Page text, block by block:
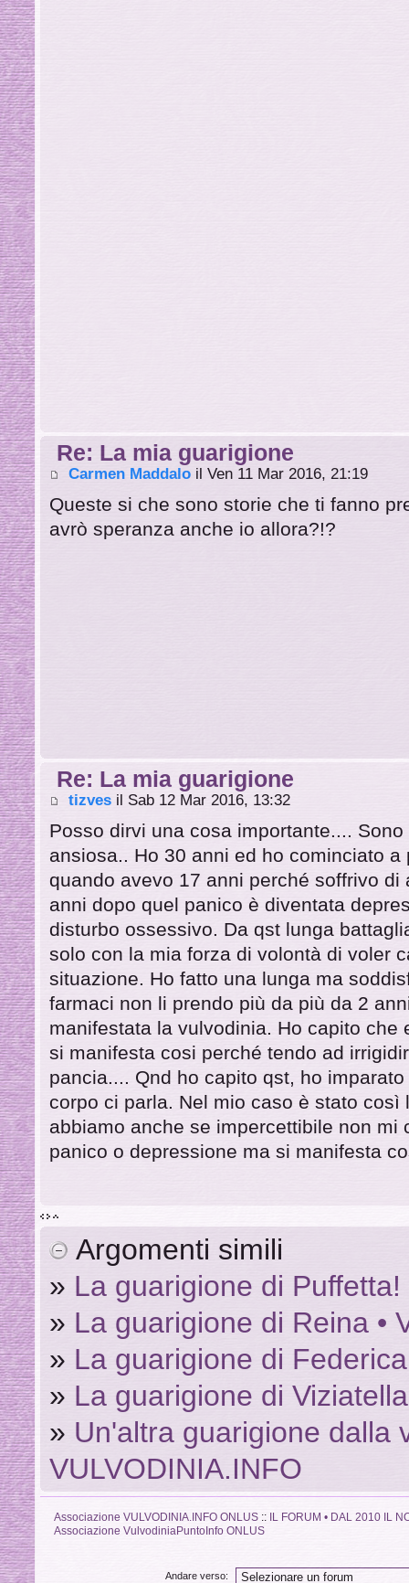
Re: La mia guarigione
Carmen Maddalo il Ven 11 Mar 2016, 21:19
Queste si che sono storie che ti fanno
avrò speranza anche io allora?!?
Re: La mia guarigione
tizves il Sab 12 Mar 2016, 13:32
Posso dirvi una cosa importante....
ansiosa.. Ho 30 anni ed ho cominciato
quando avevo 17 anni perché soffrivo
anni dopo quel panico è diventata
disturbo ossessivo. Da qst lunga
solo con la mia forza di volontà di voler
situazione. Ho fatto una lunga ma
farmaci non li prendo più da più da 2
manifestata la vulvodinia. Ho capito che
si manifesta cosi perché tendo ad
pancia.... Qnd ho capito qst, ho
corpo ci parla. Nel mio caso è stato così
abbiamo anche se impercettibile non mi
panico o depressione ma si manifesta
Argomenti simili
» La guarigione di
» La guarigione di Reina •
» La guarigione di
» La guarigione di
» Un'altra guarigione dalla
VULVODINIA.INFO
Associazione VULVODINIA.INFO ONLUS :: IL FORUM • DAL 2010 IL
Associazione VulvodiniaPuntoInfo ONLUS
Andare verso: